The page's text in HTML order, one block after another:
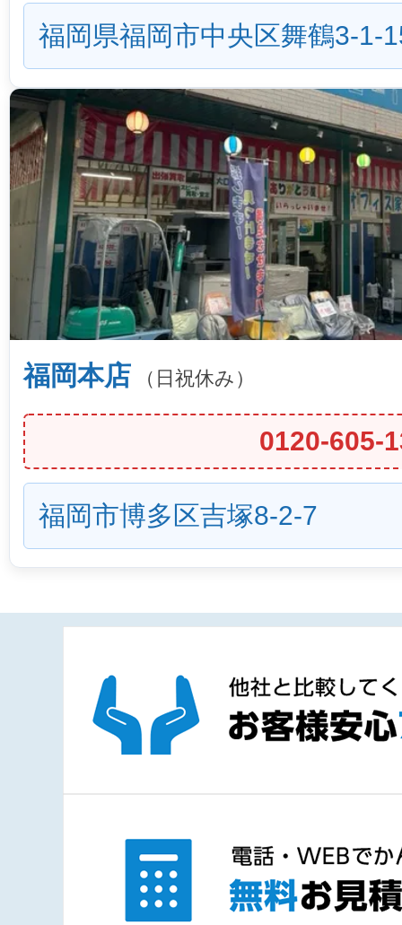
福岡県福岡市中央区舞鶴3-1-
福岡本店 （日祝休み）
0120-605-
福岡市博多区吉塚8-2-7